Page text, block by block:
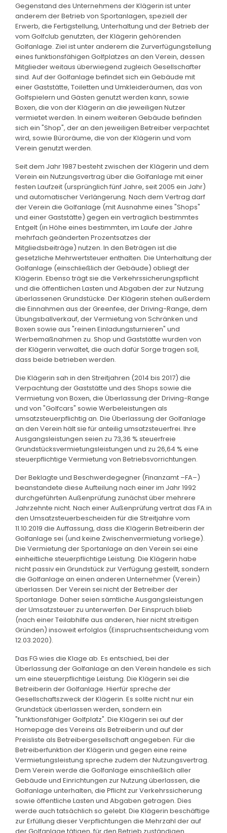
Gegenstand des Unternehmens der Klägerin ist unter
anderem der Betrieb von Sportanlagen, speziell der
Erwerb, die Fertigstellung, Unterhaltung und der Betrieb der
vom Golfclub genutzten, der Klägerin gehörenden
Golfanlage. Ziel ist unter anderem die Zurverfügungstellung
eines funktionsfähigen Golfplatzes an den Verein, dessen
Mitglieder weitaus überwiegend zugleich Gesellschafter
sind. Auf der Golfanlage befindet sich ein Gebäude mit
einer Gaststätte, Toiletten und Umkleideräumen, das von
Golfspielern und Gästen genutzt werden kann, sowie
Boxen, die von der Klägerin an die jeweiligen Nutzer
vermietet werden. In einem weiteren Gebäude befinden
sich ein "Shop", der an den jeweiligen Betreiber verpachtet
wird, sowie Büroräume, die von der Klägerin und vom
Verein genutzt werden.
Seit dem Jahr 1987 besteht zwischen der Klägerin und dem
Verein ein Nutzungsvertrag über die Golfanlage mit einer
festen Laufzeit (ursprünglich fünf Jahre, seit 2005 ein Jahr)
und automatischer Verlängerung. Nach dem Vertrag darf
der Verein die Golfanlage (mit Ausnahme eines "Shops"
und einer Gaststätte) gegen ein vertraglich bestimmtes
Entgelt (in Höhe eines bestimmten, im Laufe der Jahre
mehrfach geänderten Prozentsatzes der
Mitgliedsbeiträge) nutzen. In den Beträgen ist die
gesetzliche Mehrwertsteuer enthalten. Die Unterhaltung der
Golfanlage (einschließlich der Gebäude) obliegt der
Klägerin. Ebenso trägt sie die Verkehrssicherungspflicht
und die öffentlichen Lasten und Abgaben der zur Nutzung
überlassenen Grundstücke. Der Klägerin stehen außerdem
die Einnahmen aus der Greenfee, der Driving-Range, dem
Übungsballverkauf, der Vermietung von Schränken und
Boxen sowie aus "reinen Einladungsturnieren" und
Werbemaßnahmen zu. Shop und Gaststätte wurden von
der Klägerin verwaltet, die auch dafür Sorge tragen soll,
dass beide betrieben werden.
Die Klägerin sah in den Streitjahren (2014 bis 2017) die
Verpachtung der Gaststätte und des Shops sowie die
Vermietung von Boxen, die Überlassung der Driving-Range
und von "Golfcars" sowie Werbeleistungen als
umsatzsteuerpflichtig an. Die Überlassung der Golfanlage
an den Verein hält sie für anteilig umsatzsteuerfrei. Ihre
Ausgangsleistungen seien zu 73,36 % steuerfreie
Grundstücksvermietungsleistungen und zu 26,64 % eine
steuerpflichtige Vermietung von Betriebsvorrichtungen.
Der Beklagte und Beschwerdegegner (Finanzamt –FA–)
beanstandete diese Aufteilung nach einer im Jahr 1992
durchgeführten Außenprüfung zunächst über mehrere
Jahrzehnte nicht. Nach einer Außenprüfung vertrat das FA in
den Umsatzsteuerbescheiden für die Streitjahre vom
11.10.2019 die Auffassung, dass die Klägerin Betreiberin der
Golfanlage sei (und keine Zwischenvermietung vorliege).
Die Vermietung der Sportanlage an den Verein sei eine
einheitliche steuerpflichtige Leistung. Die Klägerin habe
nicht passiv ein Grundstück zur Verfügung gestellt, sondern
die Golfanlage an einen anderen Unternehmer (Verein)
überlassen. Der Verein sei nicht der Betreiber der
Sportanlage. Daher seien sämtliche Ausgangsleistungen
der Umsatzsteuer zu unterwerfen. Der Einspruch blieb
(nach einer Teilabhilfe aus anderen, hier nicht streitigen
Gründen) insoweit erfolglos (Einspruchsentscheidung vom
12.03.2020).
Das FG wies die Klage ab. Es entschied, bei der
Überlassung der Golfanlage an den Verein handele es sich
um eine steuerpflichtige Leistung. Die Klägerin sei die
Betreiberin der Golfanlage. Hierfür spreche der
Gesellschaftszweck der Klägerin. Es sollte nicht nur ein
Grundstück überlassen werden, sondern ein
"funktionsfähiger Golfplatz". Die Klägerin sei auf der
Homepage des Vereins als Betreiberin und auf der
Preisliste als Betreibergesellschaft angegeben. Für die
Betreiberfunktion der Klägerin und gegen eine reine
Vermietungsleistung spreche zudem der Nutzungsvertrag.
Dem Verein werde die Golfanlage einschließlich aller
Gebäude und Einrichtungen zur Nutzung überlassen, die
Golfanlage unterhalten, die Pflicht zur Verkehrssicherung
sowie öffentliche Lasten und Abgaben getragen. Dies
werde auch tatsächlich so gelebt. Die Klägerin beschäftige
zur Erfüllung dieser Verpflichtungen die Mehrzahl der auf